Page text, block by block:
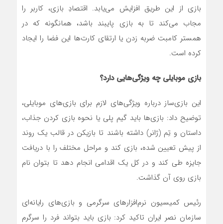
بازی از این طریق افزایش می‌یابد. اقتصادِ بازی، کاربر را
مجاب می‌کند تا به بازی پایبند باشد، همانگونه که در
همستر کامبت ضربه زدن یا ارتقای کارت‌ها این فضا را ایجاد
کرده است.
بازی موبایلی چه ویژگی‌هایی دارد؟
این بازی‌ساز درباره ویژگی‌های لازم برای بازی‌های موبایلی،
توضیح داد: بازی‌ها باید گیم پلی یا نحوه بازی کردن جذاب،
داستان و تِم (ژانر) داشته باشند تا بازیکن در قالب یک روند
از پیش تعیین شده، بازی کند و مراحل مختلف را با دریافت
جایزه طی کند و در کل یک اقدامی انجام دهد تا بتوان نام
بازی روی آن گذاشت.
رئیس کمیسیون نرم‌افزارهای سرگرمی و بازی‌های رایانه‌ای
سازمان نصر ایران تاکید کرد: بازی باید بتواند فرد را سرگرم